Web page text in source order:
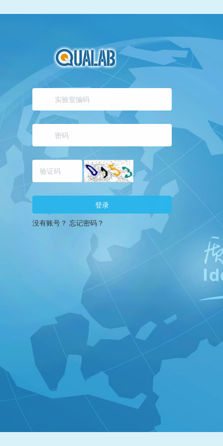
登录
没有账号？ 忘记密码？